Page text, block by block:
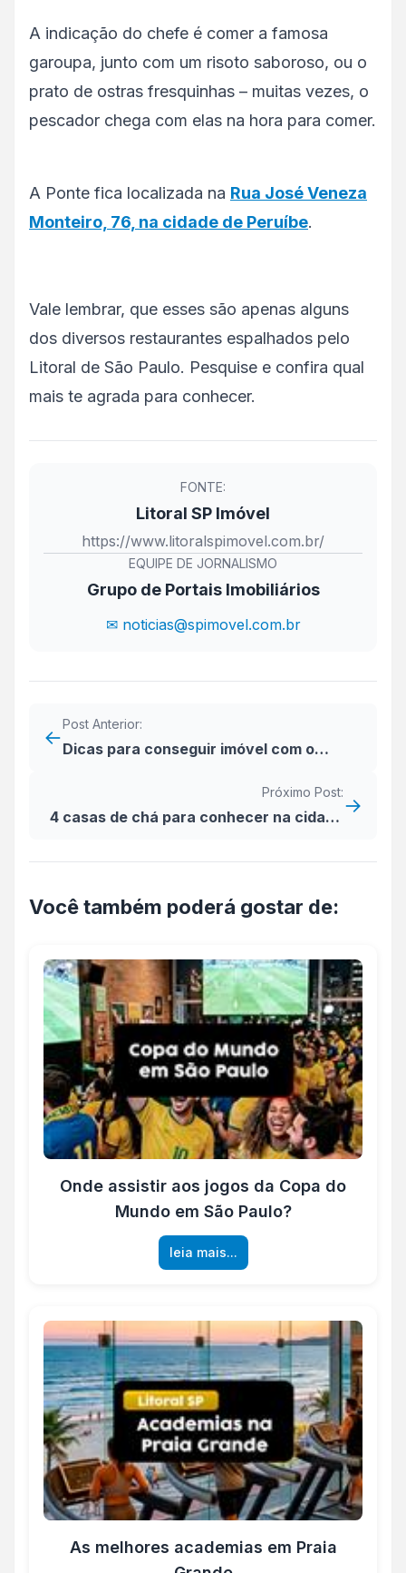
A indicação do chefe é comer a famosa
garoupa, junto com um risoto saboroso, ou o
prato de ostras fresquinhas – muitas vezes, o
pescador chega com elas na hora para comer.
A Ponte fica localizada na Rua José Veneza
Monteiro, 76, na cidade de Peruíbe.
Vale lembrar, que esses são apenas alguns
dos diversos restaurantes espalhados pelo
Litoral de São Paulo. Pesquise e confira qual
mais te agrada para conhecer.
FONTE:
Litoral SP Imóvel
https://www.litoralspimovel.com.br/
EQUIPE DE JORNALISMO
Grupo de Portais Imobiliários
✉ noticias@spimovel.com.br
←
Post Anterior:
Dicas para conseguir imóvel com o
Próximo Post:
4 casas de chá para conhecer na cidade →
Você também poderá gostar de:
Onde assistir aos jogos da Copa do
Mundo em São Paulo?
leia mais...
As melhores academias em Praia